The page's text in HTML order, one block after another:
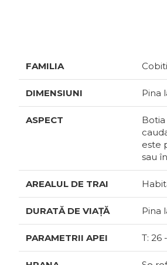
FAMILIA
DIMENSIUNI Pina
ASPECT
este
sau
AREALUL DE TRAI
DURATĂ DE VIAȚĂ Pina
PARAMETRII APEI Т: 26